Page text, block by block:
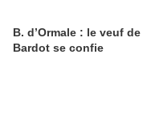
B. d’Ormale : le veuf
Bardot se confie